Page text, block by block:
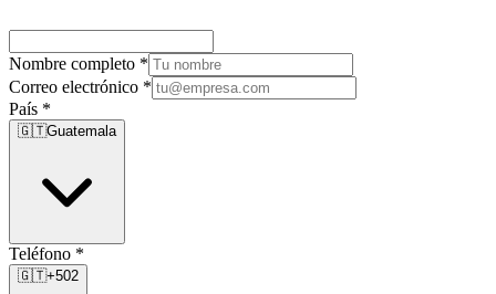
Nombre completo *
Correo electrónico *
País *
🇬🇹Guatemala
Teléfono *
🇬🇹+502